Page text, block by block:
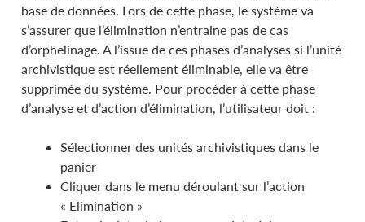
base de données. Lors de cette phase, le système va
s’assurer que l’élimination n’entraine pas de cas
d’orphelinage. A l’issue de ces phases d’analyses si l’unité
archivistique est réellement éliminable, elle va être
supprimée du système. Pour procéder à cette phase
d’analyse et d’action d’élimination, l’utilisateur doit :
Sélectionner des unités archivistiques dans le
panier
Cliquer dans le menu déroulant sur l’action
« Elimination »